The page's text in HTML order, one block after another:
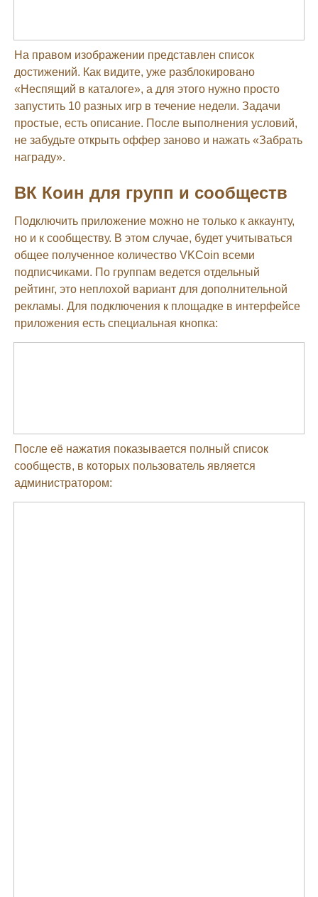
На правом изображении представлен список
достижений. Как видите, уже разблокировано
«Неспящий в каталоге», а для этого нужно просто
запустить 10 разных игр в течение недели. Задачи
простые, есть описание. После выполнения условий,
не забудьте открыть оффер заново и нажать «Забрать
награду».
ВК Коин для групп и сообществ
Подключить приложение можно не только к аккаунту,
но и к сообществу. В этом случае, будет учитываться
общее полученное количество VKCoin всеми
подписчиками. По группам ведется отдельный
рейтинг, это неплохой вариант для дополнительной
рекламы. Для подключения к площадке в интерфейсе
приложения есть специальная кнопка:
После её нажатия показывается полный список
сообществ, в которых пользователь является
администратором: